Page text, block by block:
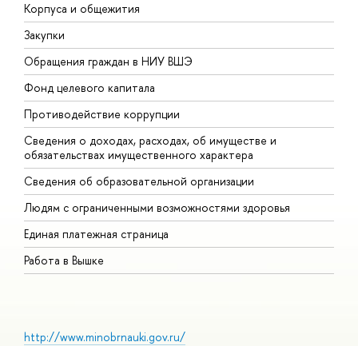
Корпуса и общежития
Закупки
Обращения граждан в НИУ ВШЭ
Фонд целевого капитала
Противодействие коррупции
Сведения о доходах, расходах, об имуществе и
обязательствах имущественного характера
Сведения об образовательной организации
Людям с ограниченными возможностями здоровья
Единая платежная страница
Работа в Вышке
http://www.minobrnauki.gov.ru/